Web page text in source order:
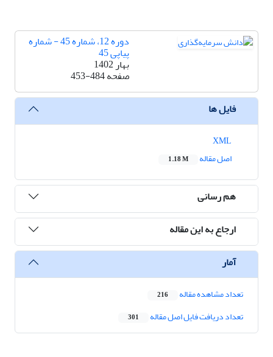
دوره 12، شماره 45 - شماره
پیاپی 45
بهار 1402
صفحه453-484
فایل ها
اصل مقاله
1.18 M
هم رسانی
ارجاع به این مقاله
آمار
تعداد مشاهده مقاله 216
تعداد دریافت فایل اصل مقاله 301